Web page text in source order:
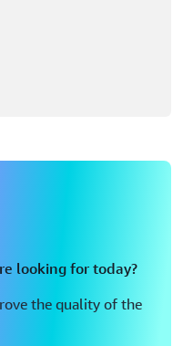
looking for today?
the quality of the